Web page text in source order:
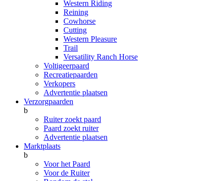
Western Riding
Reining
Cowhorse
Cutting
Western Pleasure
Trail
Versatility Ranch Horse
Voltigeerpaard
Recreatiepaarden
Verkopers
Advertentie plaatsen
Verzorgpaarden
b
Ruiter zoekt paard
Paard zoekt ruiter
Advertentie plaatsen
Marktplaats
b
Voor het Paard
Voor de Ruiter